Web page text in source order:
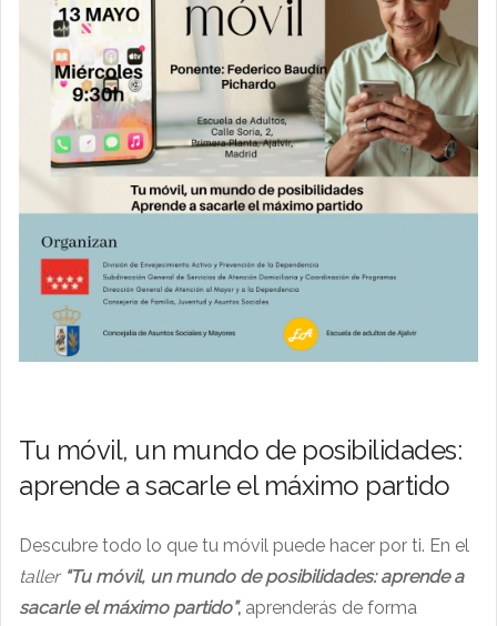
Tu móvil, un mundo de posibilidades:
aprende a sacarle el máximo partido
Descubre todo lo que tu móvil puede hacer por ti. En el
taller “Tu móvil, un mundo de posibilidades: aprende a
sacarle el máximo partido”, aprenderás de forma